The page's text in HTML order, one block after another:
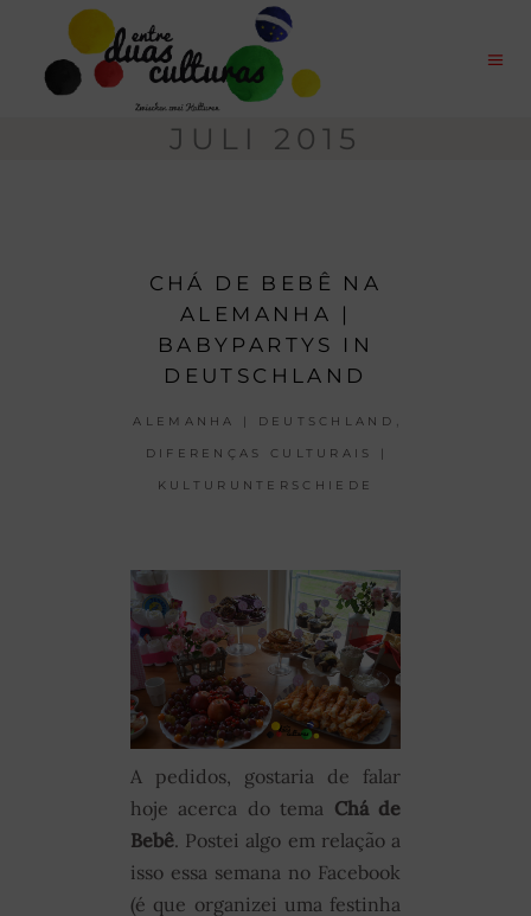
JULI 2015
CHÁ DE BEBÊ NA
ALEMANHA |
BABYPARTYS IN
DEUTSCHLAND
ALEMANHA | DEUTSCHLAND
DIFERENÇAS CULTURAIS |
KULTURUNTERSCHIEDE
A pedidos, gostaria de falar
hoje acerca do tema Chá de
Bebê. Postei algo em relação a
isso essa semana no Facebook
(é que organizei uma festinha